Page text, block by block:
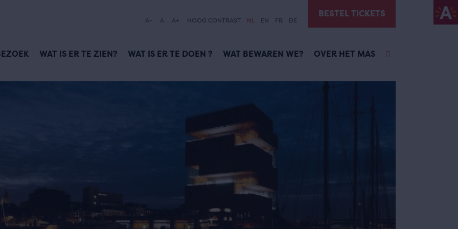
A- A A+ HOOG CONTRAST NL EN FR DE
BESTEL TICKETS
WAT IS ER TE ZIEN? WAT IS ER TE DOEN ? WAT BEWAREN WE? OVER HET MAS